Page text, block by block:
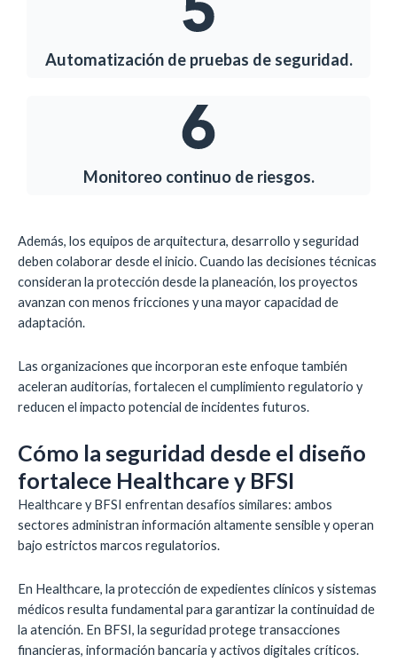
Automatización de pruebas de seguridad.
Monitoreo continuo de riesgos.
Además, los equipos de arquitectura, desarrollo y seguridad
deben colaborar desde el inicio. Cuando las decisiones técnicas
consideran la protección desde la planeación, los proyectos
avanzan con menos fricciones y una mayor capacidad de
adaptación.
Las organizaciones que incorporan este enfoque también
aceleran auditorías, fortalecen el cumplimiento regulatorio y
reducen el impacto potencial de incidentes futuros.
Cómo la seguridad desde el diseño
fortalece Healthcare y BFSI
Healthcare y BFSI enfrentan desafíos similares: ambos
sectores administran información altamente sensible y operan
bajo estrictos marcos regulatorios.
En Healthcare, la protección de expedientes clínicos y sistemas
médicos resulta fundamental para garantizar la continuidad de
la atención. En BFSI, la seguridad protege transacciones
financieras, información bancaria y activos digitales críticos.